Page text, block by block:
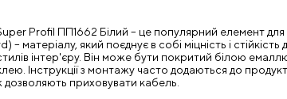
Profil ПП1662 Білий – це популярний елемент
матеріалу, який поєднує в собі міцність і
стилів інтер'єру. Він може бути покритий білою
Інструкції з монтажу часто додаються до
дозволяють приховувати кабель.